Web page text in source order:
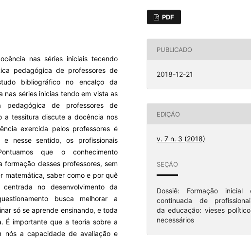
nas séries iniciais tecendo
pedagógica de professores de
bibliográfico no encalço da
nas séries inicias tendo em vista as
de professores de
a tessitura discute a docência nos
exercida pelos professores é
nesse sentido, os profissionais
que o conhecimento
desses professores, sem
matemática, saber como e por quê
no desenvolvimento da
busca melhorar a
só se aprende ensinando, e toda
É importante que a teoria sobre a
nós a capacidade de avaliação e
PDF
PUBLICADO
2018-12-21
EDIÇÃO
v. 7 n. 3 (2018)
SEÇÃO
Dossiê: Formação inicial
continuada de
da educação: vieses
necessários